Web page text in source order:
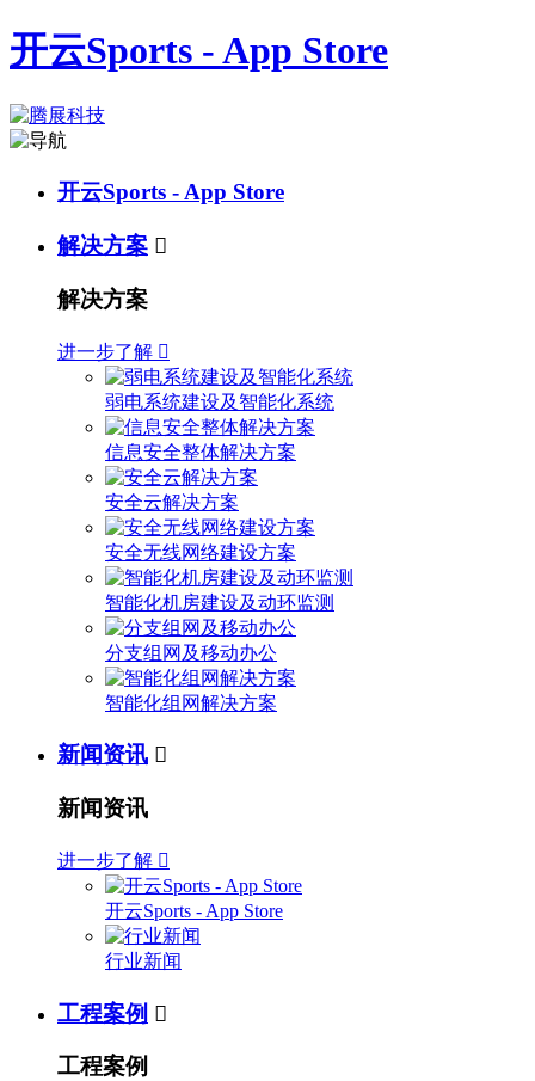
开云Sports - App Store
开云Sports - App Store
解决方案 
解决方案
进一步了解 
弱电系统建设及智能化系统
信息安全整体解决方案
安全云解决方案
安全无线网络建设方案
智能化机房建设及动环监测
分支组网及移动办公
智能化组网解决方案
新闻资讯 
新闻资讯
进一步了解 
开云Sports - App Store
行业新闻
工程案例 
工程案例